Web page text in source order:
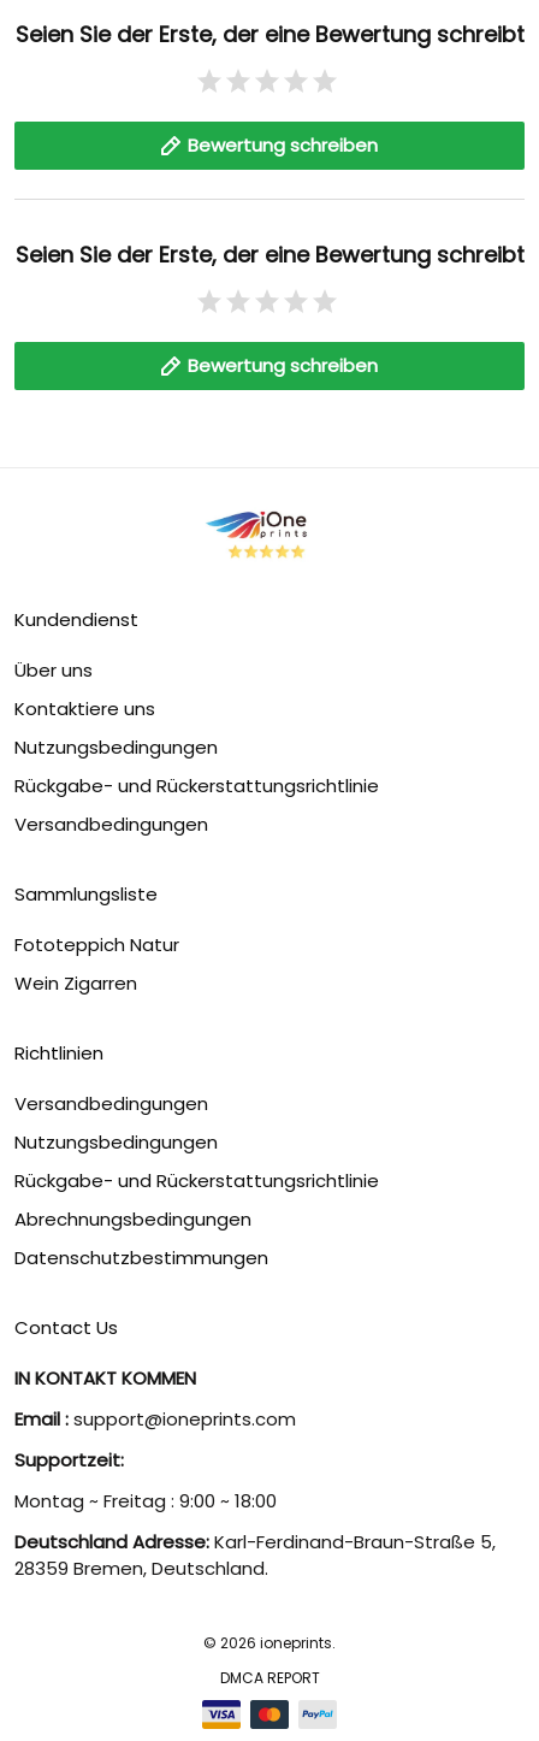
Seien Sie der Erste, der eine Bewertung schreibt
Bewertung schreiben
Seien Sie der Erste, der eine Bewertung schreibt
Bewertung schreiben
Kundendienst
Über uns
Kontaktiere uns
Nutzungsbedingungen
Rückgabe- und Rückerstattungsrichtlinie
Versandbedingungen
Sammlungsliste
Fototeppich Natur
Wein Zigarren
Richtlinien
Versandbedingungen
Nutzungsbedingungen
Rückgabe- und Rückerstattungsrichtlinie
Abrechnungsbedingungen
Datenschutzbestimmungen
Contact Us
IN KONTAKT KOMMEN
Email :support@ioneprints.com
Supportzeit:
Montag ~ Freitag : 9:00 ~ 18:00
Deutschland Adresse:Karl-Ferdinand-Braun-Straße 5,
28359 Bremen, Deutschland.
© 2026 ioneprints.
DMCA REPORT